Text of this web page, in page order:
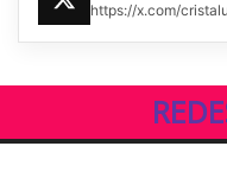
https://x.com/